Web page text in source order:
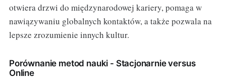
otwiera drzwi do międzynarodowej kariery, pomaga w
nawiązywaniu globalnych kontaktów, a także pozwala na
lepsze zrozumienie innych kultur.
Porównanie metod nauki - Stacjonarnie versus
Online